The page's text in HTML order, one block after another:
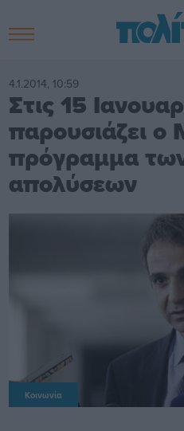
4.1.2014, 10:59
Στις 15
παρουσιάζει
πρόγραμμα
απολύσεων
Κοινωνία